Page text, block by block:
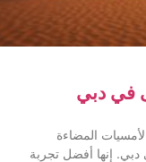
في دبي
المضاءة
إنها أفضل تجربة